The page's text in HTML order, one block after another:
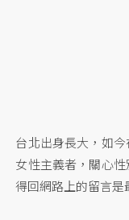
台北出身長大，如
女性主義者，關心
得回網路上的留言是